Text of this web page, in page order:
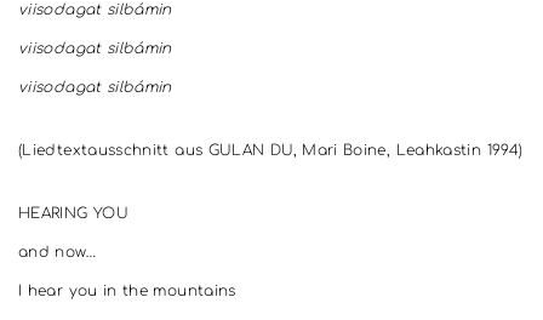
viisodagat silbámin
viisodagat silbámin
viisodagat silbámin
(Liedtextausschnitt aus GULAN DU, Mari Boine, Leahkastin 1994)
HEARING YOU
and now…
I hear you in the mountains